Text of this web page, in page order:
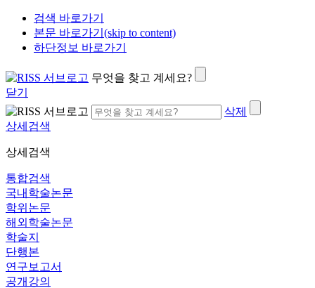
검색 바로가기
본문 바로가기(skip to content)
하단정보 바로가기
무엇을 찾고 계세요?
닫기
삭제
상세검색
상세검색
통합검색
국내학술논문
학위논문
해외학술논문
학술지
단행본
연구보고서
공개강의